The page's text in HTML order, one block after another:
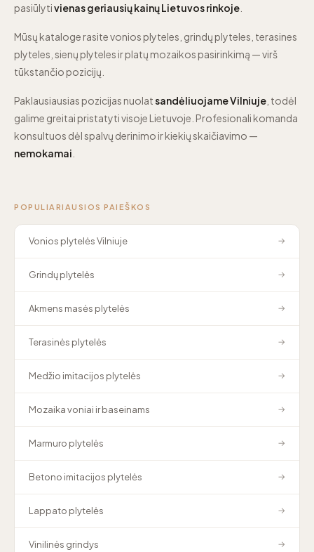
pasiūlytivienas geriausių kainų Lietuvos rinkoje
Mūsų kataloge rasite vonios plyteles, grindų plyteles, terasines
plyteles, sienų plyteles ir platų mozaikos pasirinkimą — virš
tūkstančio pozicijų.
Paklausiausias pozicijas nuolatsandėliuojame Vilniuje , todėl
galime greitai pristatyti visoje Lietuvoje. Profesionali komanda
konsultuos dėl spalvų derinimo ir kiekių skaičiavimo —
nemokamai
POPULIARIAUSIOS PAIEŠKOS
Vonios plytelės Vilniuje →
Grindų plytelės →
Akmens masės plytelės →
Terasinės plytelės →
Medžio imitacijos plytelės →
Mozaika voniai ir baseinams →
Marmuro plytelės →
Betono imitacijos plytelės →
Lappato plytelės →
Vinilinės grindys →